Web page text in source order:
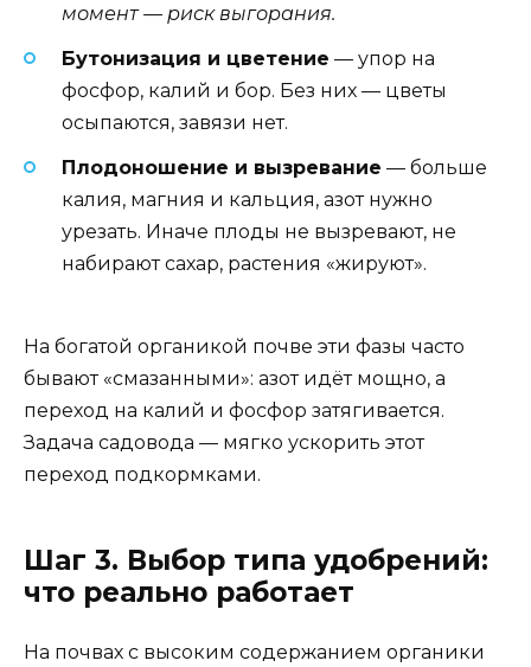
момент — риск выгорания.
Бутонизация и цветение — упор на
фосфор, калий и бор. Без них — цветы
осыпаются, завязи нет.
Плодоношение и вызревание — больше
калия, магния и кальция, азот нужно
урезать. Иначе плоды не вызревают, не
набирают сахар, растения «жируют».
На богатой органикой почве эти фазы часто
бывают «смазанными»: азот идёт мощно, а
переход на калий и фосфор затягивается.
Задача садовода — мягко ускорить этот
переход подкормками.
Шаг 3. Выбор типа удобрений:
что реально работает
На почвах с высоким содержанием органики